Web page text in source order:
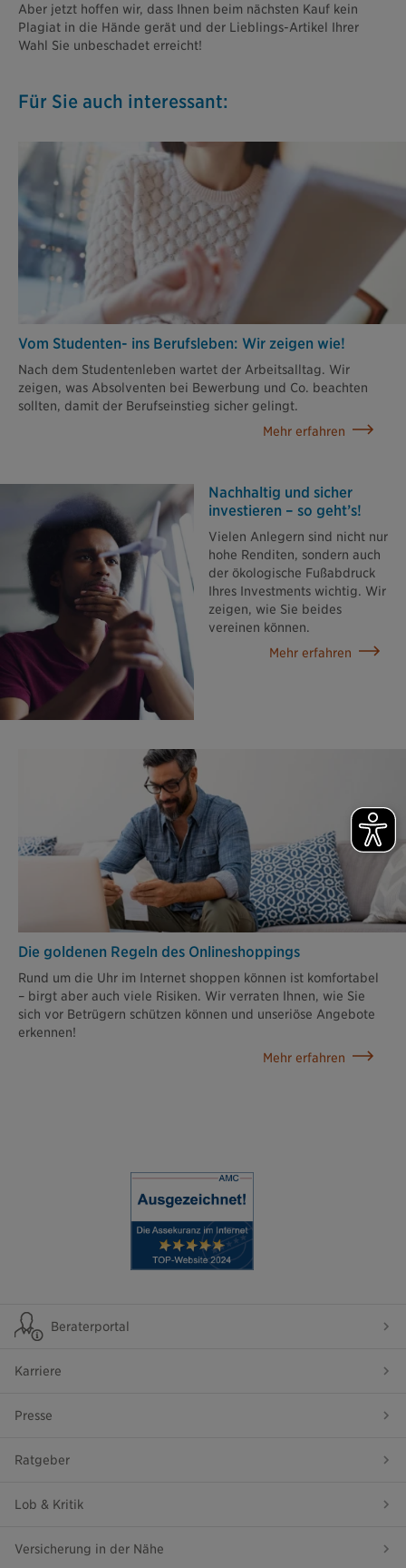
Aber jetzt hoffen wir, dass Ihnen beim nächsten Kauf kein
Plagiat in die Hände gerät und der Lieblings-Artikel Ihrer
Wahl Sie unbeschadet erreicht!
Für Sie auch interessant:
Vom Studenten- ins Berufsleben: Wir zeigen wie!
Nach dem Studentenleben wartet der Arbeitsalltag. Wir
zeigen, was Absolventen bei Bewerbung und Co. beachten
sollten, damit der Berufseinstieg sicher gelingt.
Mehr erfahren
Nachhaltig und sicher
investieren – so geht’s!
Vielen Anlegern sind nicht nur
hohe Renditen, sondern auch
der ökologische Fußabdruck
Ihres Investments wichtig. Wir
zeigen, wie Sie beides
vereinen können.
Mehr erfahren
Die goldenen Regeln des Onlineshoppings
Rund um die Uhr im Internet shoppen können ist komfortabel
– birgt aber auch viele Risiken. Wir verraten Ihnen, wie Sie
sich vor Betrügern schützen können und unseriöse Angebote
erkennen!
Mehr erfahren
Beraterportal
Karriere
Presse
Ratgeber
Lob & Kritik
Versicherung in der Nähe